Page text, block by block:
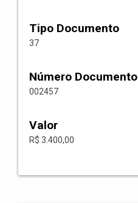
Tipo Documento
37
Número Documento
002457
Valor
R$ 3.400,00